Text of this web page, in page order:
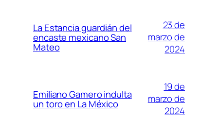
La Estancia guardián del
encaste mexicano San
Mateo
23 de
marzo de
2024
Emiliano Gamero indulta
un toro en La México
19 de
marzo de
2024